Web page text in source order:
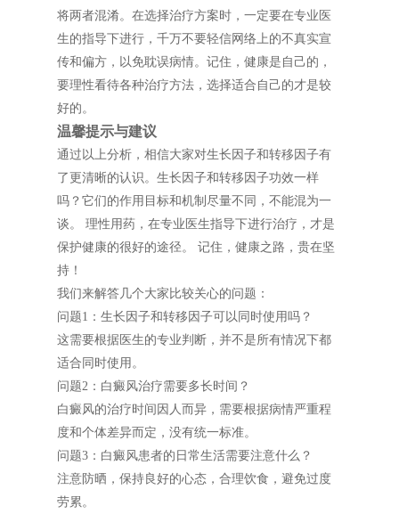
将两者混淆。在选择治疗方案时，一定要在专业医
生的指导下进行，千万不要轻信网络上的不真实宣
传和偏方，以免耽误病情。记住，健康是自己的，
要理性看待各种治疗方法，选择适合自己的才是较
好的。
温馨提示与建议
通过以上分析，相信大家对生长因子和转移因子有
了更清晰的认识。生长因子和转移因子功效一样
吗？它们的作用目标和机制尽量不同，不能混为一
谈。 理性用药，在专业医生指导下进行治疗，才是
保护健康的很好的途径。 记住，健康之路，贵在坚
持！
我们来解答几个大家比较关心的问题：
问题1：生长因子和转移因子可以同时使用吗？
这需要根据医生的专业判断，并不是所有情况下都
适合同时使用。
问题2：白癜风治疗需要多长时间？
白癜风的治疗时间因人而异，需要根据病情严重程
度和个体差异而定，没有统一标准。
问题3：白癜风患者的日常生活需要注意什么？
注意防晒，保持良好的心态，合理饮食，避免过度
劳累。